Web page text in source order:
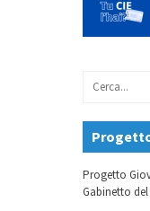
Progetto
Gabinetto